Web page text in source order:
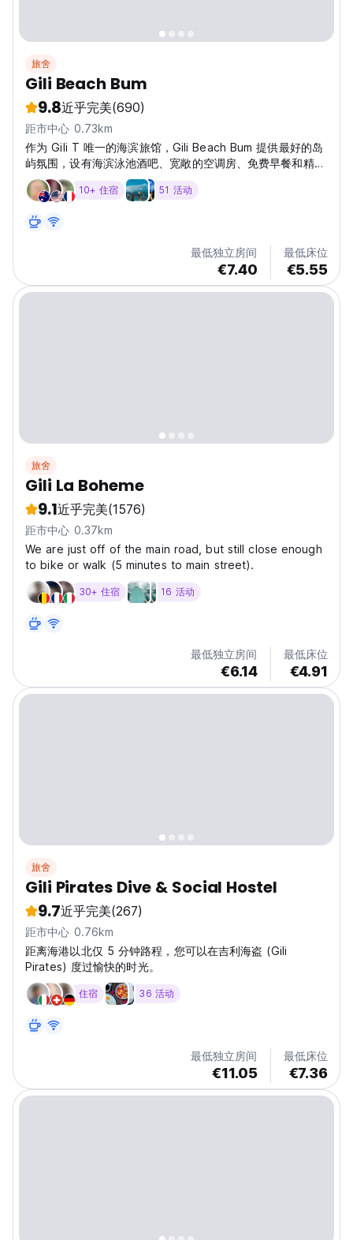
旅舍
Gili Beach Bum
9.8近乎完美(690)
距市中心 0.73km
作为 Gili T 唯一的海滨旅馆，Gili Beach Bum 提供最好的岛
屿氛围，设有海滨泳池酒吧、宽敞的空调房、免费早餐和精彩
的派对！
10+ 住宿 51 活动
最低独立房间
€7.40
最低床位
€5.55
旅舍
Gili La Boheme
9.1近乎完美(1576)
距市中心 0.37km
We are just off of the main road, but still close enough
to bike or walk (5 minutes to main street).
30+ 住宿 16 活动
最低独立房间
€6.14
最低床位
€4.91
旅舍
Gili Pirates Dive & Social Hostel
9.7近乎完美(267)
距市中心 0.76km
距离海港以北仅 5 分钟路程，您可以在吉利海盗 (Gili
Pirates) 度过愉快的时光。
住宿 36 活动
最低独立房间
€11.05
最低床位
€7.36